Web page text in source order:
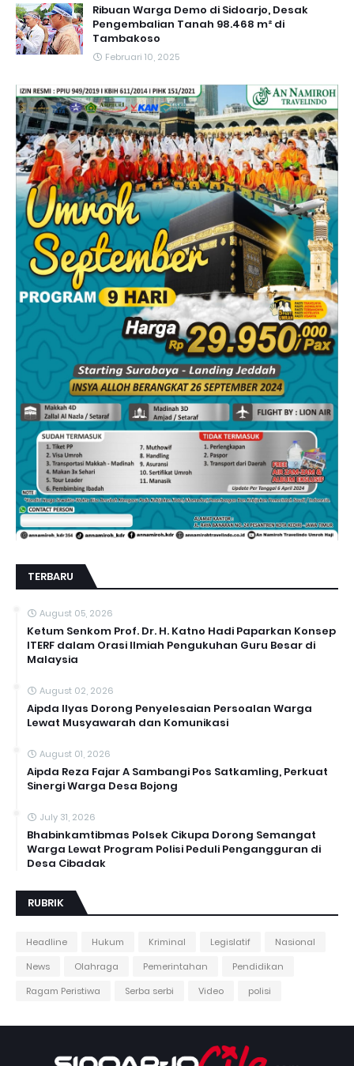
Ribuan Warga Demo di Sidoarjo, Desak
Pengembalian Tanah 98.468 m² di
Tambakoso
Februari 10, 2025
TERBARU
August 05, 2026
Ketum Senkom Prof. Dr. H. Katno Hadi Paparkan Konsep
ITERF dalam Orasi Ilmiah Pengukuhan Guru Besar di
Malaysia
August 02, 2026
Aipda Ilyas Dorong Penyelesaian Persoalan Warga
Lewat Musyawarah dan Komunikasi
August 01, 2026
Aipda Reza Fajar A Sambangi Pos Satkamling, Perkuat
Sinergi Warga Desa Bojong
July 31, 2026
Bhabinkamtibmas Polsek Cikupa Dorong Semangat
Warga Lewat Program Polisi Peduli Pengangguran di
Desa Cibadak
RUBRIK
Headline Hukum Kriminal Legislatif
Nasional
News
Olahraga Pemerintahan
Pendidikan
Ragam Peristiwa
Serba serbi Video polisi